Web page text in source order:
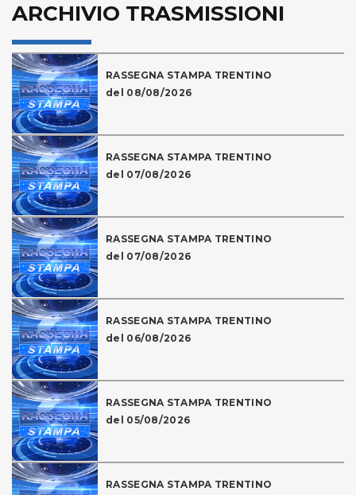
ARCHIVIO TRASMISSIONI
RASSEGNA STAMPA TRENTINO
del 08/08/2026
RASSEGNA STAMPA TRENTINO
del 07/08/2026
RASSEGNA STAMPA TRENTINO
del 07/08/2026
RASSEGNA STAMPA TRENTINO
del 06/08/2026
RASSEGNA STAMPA TRENTINO
del 05/08/2026
RASSEGNA STAMPA TRENTINO